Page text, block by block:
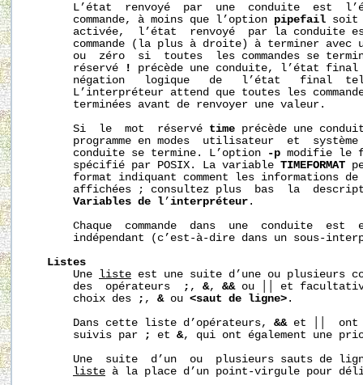
L’état  renvoyé  par  une  conduite  est
       commande, à moins que l’option
pipefail soit
activée,  l’état  renvoyé  par la conduite
commande (la plus à droite) à terminer avec
ou  zéro  si  toutes  les commandes se
       réservé
!
précède une conduite, l’état
négation   logique   de   l’état   final
L’interpréteur attend que toutes les
       terminées avant de renvoyer une valeur.
       Si  le  mot  réservé
time précède une
programme en modes  utilisateur  et
       conduite se termine. L’option
-p modifie le
       spécifié par POSIX. La variable
TIMEFORMAT
format indiquant comment les informations
affichées ; consultez plus  bas  la
Variables de l’ interpréteur .
Chaque  commande  dans  une  conduite  est
indépendant (c’est-à-dire dans un sous-
Listes
       Une
liste est une suite d’une ou plusieurs
       des  opérateurs
; , &, && ou ││ et
       choix des
; , & ou <saut de ligne> .
       Dans cette liste d’opérateurs,
&& et ││  ont
       suivis par
; et &, qui ont également une
Une  suite  d’un  ou  plusieurs sauts de
liste à la place d’un point-virgule pour